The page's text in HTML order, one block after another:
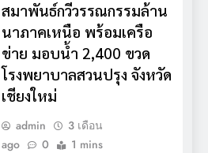
สมาพันธ์กวีวรรณกรรมล้าน
นาภาคเหนือ พร้อมเครือ
ข่าย มอบน้ำ 2,400 ขวด
โรงพยาบาลสวนปรุง จังหวัด
เชียงใหม่
admin
3 เดือน
ago
0 1 mins